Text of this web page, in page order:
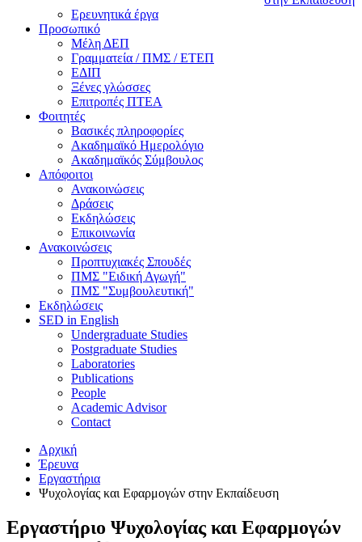
Ερευνητικά έργα
Προσωπικό
Μέλη ΔΕΠ
Γραμματεία / ΠΜΣ / ΕΤΕΠ
ΕΔΙΠ
Ξένες γλώσσες
Επιτροπές ΠΤΕΑ
Φοιτητές
Βασικές πληροφορίες
Ακαδημαϊκό Ημερολόγιο
Ακαδημαϊκός Σύμβουλος
Απόφοιτοι
Ανακοινώσεις
Δράσεις
Εκδηλώσεις
Επικοινωνία
Ανακοινώσεις
Προπτυχιακές Σπουδές
ΠΜΣ "Ειδική Αγωγή"
ΠΜΣ "Συμβουλευτική"
Εκδηλώσεις
SED in English
Undergraduate Studies
Postgraduate Studies
Laboratories
Publications
People
Academic Advisor
Contact
Αρχική
Έρευνα
Εργαστήρια
Ψυχολογίας και Εφαρμογών στην Εκπαίδευση
Εργαστήριο Ψυχολογίας και Εφαρμογών